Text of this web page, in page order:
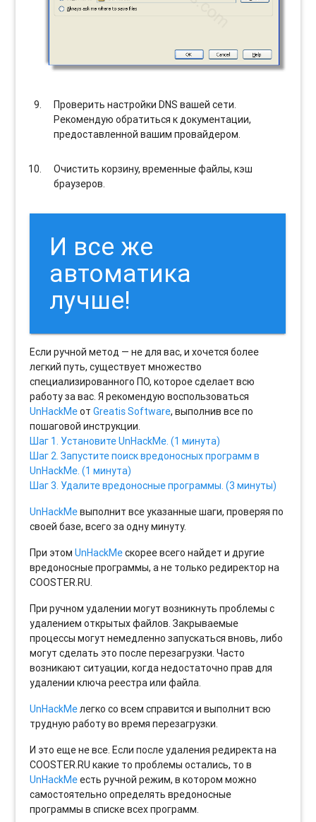
Проверить настройки DNS вашей сети.
Рекомендую обратиться к документации,
предоставленной вашим провайдером.
Очистить корзину, временные файлы, кэш
браузеров.
И все же
автоматика
лучше!
Если ручной метод — не для вас, и хочется более
легкий путь, существует множество
специализированного ПО, которое сделает всю
работу за вас. Я рекомендую воспользоваться
UnHackMeотGreatis Software, выполнив все по
пошаговой инструкции.
Шаг 1. Установите UnHackMe. (1 минута)
Шаг 2. Запустите поиск вредоносных программ в
UnHackMe. (1 минута)
Шаг 3. Удалите вредоносные программы. (3 минуты)
UnHackMeвыполнит все указанные шаги, проверяя по
своей базе, всего за одну минуту.
При этомUnHackMeскорее всего найдет и другие
вредоносные программы, а не только редиректор на
COOSTER.RU.
При ручном удалении могут возникнуть проблемы с
удалением открытых файлов. Закрываемые
процессы могут немедленно запускаться вновь, либо
могут сделать это после перезагрузки. Часто
возникают ситуации, когда недостаточно прав для
удалении ключа реестра или файла.
UnHackMeлегко со всем справится и выполнит всю
трудную работу во время перезагрузки.
И это еще не все. Если после удаления редиректа на
COOSTER.RU какие то проблемы остались, то в
UnHackMeесть ручной режим, в котором можно
самостоятельно определять вредоносные
программы в списке всех программ.